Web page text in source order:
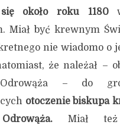
około roku 1180
Miał być krewnym
nie wiadomo o
że należał –
– do
otoczenie biskupa
Miał też